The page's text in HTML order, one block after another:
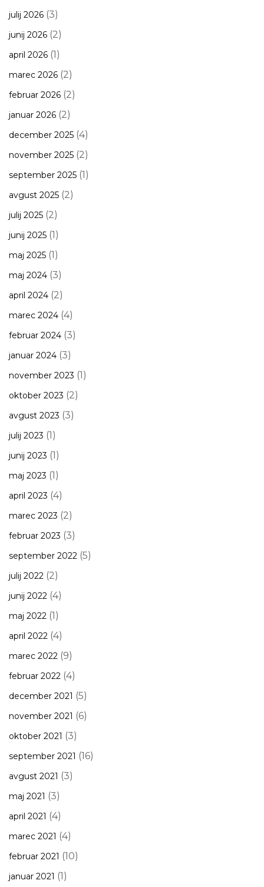
julij 2026 (3)
junij 2026 (2)
april 2026 (1)
marec 2026 (2)
februar 2026 (2)
januar 2026 (2)
december 2025 (4)
november 2025 (2)
september 2025 (1)
avgust 2025 (2)
julij 2025 (2)
junij 2025 (1)
maj 2025 (1)
maj 2024 (3)
april 2024 (2)
marec 2024 (4)
februar 2024 (3)
januar 2024 (3)
november 2023 (1)
oktober 2023 (2)
avgust 2023 (3)
julij 2023 (1)
junij 2023 (1)
maj 2023 (1)
april 2023 (4)
marec 2023 (2)
februar 2023 (3)
september 2022 (5)
julij 2022 (2)
junij 2022 (4)
maj 2022 (1)
april 2022 (4)
marec 2022 (9)
februar 2022 (4)
december 2021 (5)
november 2021 (6)
oktober 2021 (3)
september 2021 (16)
avgust 2021 (3)
maj 2021 (3)
april 2021 (4)
marec 2021 (4)
februar 2021 (10)
januar 2021 (1)